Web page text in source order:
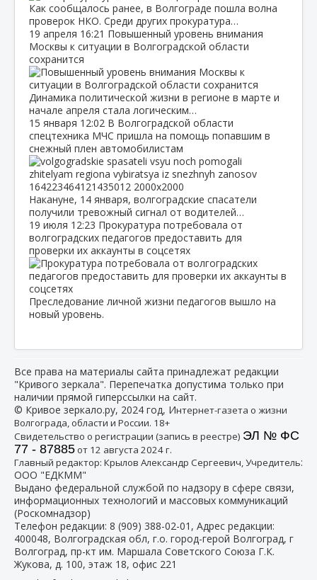
Как сообщалось ранее, в Волгограде пошла волна
проверок НКО. Среди других прокуратура…
19 апреля 16:21 Повышенный уровень внимания
Москвы к ситуации в Волгоградской области
сохранится
Динамика политической жизни в регионе в марте и
начале апреля стала логическим…
15 января 12:02 В Волгоградской области
спецтехника МЧС пришла на помощь попавшим в
снежный плен автомобилистам
Накануне, 14 января, волгоградские спасатели
получили тревожный сигнал от водителей…
19 июля 12:23 Прокуратура потребовала от
волгоградских педагогов предоставить для
проверки их аккаунты в соцсетях
Преследование личной жизни педагогов вышло на
новый уровень.
Все права на материалы сайта принадлежат редакции
"Кривого зеркала". Перепечатка допустима только при
наличии прямой гиперссылки на сайт.
© Кривое зеркало.ру, 2024 год, Интернет-газета о жизни
Волгограда, области и России. 18+
Свидетельство о регистрации (запись в реестре) ЭЛ № ФС
77 - 87885от 12 августа 2024 г.
Главный редактор: Крылов Александр Сергеевич, Учредитель:
ООО "ЕДКММ"
Выдано федеральной службой по надзору в сфере связи,
информационных технологий и массовых коммуникаций
(Роскомнадзор)
Телефон редакции: 8 (909) 388-02-01 , Адрес редакции:
400048, Волгоградская обл, г.о. город-герой Волгоград, г
Волгоград, пр-кт им. Маршала Советского Союза Г.К.
Жукова, д. 100, этаж 18, офис 221